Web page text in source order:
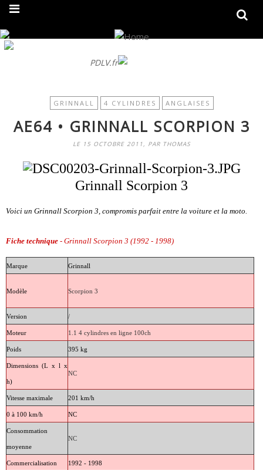
PDLV.fr
GRINNALL 4 CYLINDRES ANGLAISES
AE64 • GRINNALL SCORPION 3
LE 15 OCTOBRE 2011, PAR THOMAS
Grinnall Scorpion 3
Voici un Grinnall Scorpion 3, compromis parfait entre la voiture et la moto.
Fiche technique - Grinnall Scorpion 3 (1992 - 1998)
Marque Grinnall
Modèle Scorpion 3
Version /
Moteur 1.1 4 cylindres en ligne 100ch
Poids 395 kg
Dimensions (L x l x
h)
NC
Vitesse maximale 201 km/h
0 à 100 km/h NC
Consommation
moyenne
NC
Commercialisation 1992 - 1998